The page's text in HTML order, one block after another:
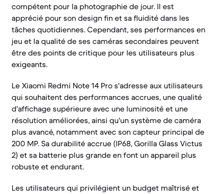
compétent pour la photographie de jour. Il est
apprécié pour son design fin et sa fluidité dans les
tâches quotidiennes. Cependant, ses performances en
jeu et la qualité de ses caméras secondaires peuvent
être des points de critique pour les utilisateurs plus
exigeants.
Le Xiaomi Redmi Note 14 Pro s'adresse aux utilisateurs
qui souhaitent des performances accrues, une qualité
d'affichage supérieure avec une luminosité et une
résolution améliorées, ainsi qu'un système de caméra
plus avancé, notamment avec son capteur principal de
200 MP. Sa durabilité accrue (IP68, Gorilla Glass Victus
2) et sa batterie plus grande en font un appareil plus
robuste et endurant.
Les utilisateurs qui privilégient un budget maîtrisé et